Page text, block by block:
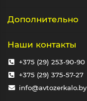
Дополнительно
Наши контакты
+375 (29) 253-90-90
+375 (29) 375-57-27
info@avtozerkalo.by